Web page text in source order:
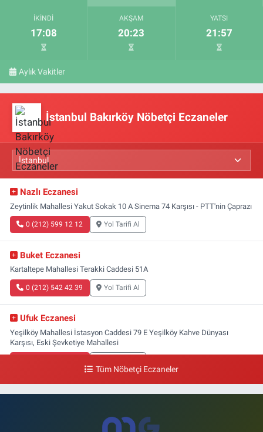
İKINDI
17:08
AKŞAM
20:23
YATSI
21:57
Aylık Vakitler
İstanbul Bakırköy Nöbetçi Eczaneler
Nazlı Eczanesi
Zeytinlik Mahallesi Yakut Sokak 10 A Sinema 74 Karşısı - PTT'nin Çaprazı
0 (212) 599 12 12 Yol Tarifi Al
Buket Eczanesi
Kartaltepe Mahallesi Terakki Caddesi 51A
0 (212) 542 42 39 Yol Tarifi Al
Ufuk Eczanesi
Yeşilköy Mahallesi İstasyon Caddesi 79 E Yeşilköy Kahve Dünyası
Karşısı, Eski Şevketiye Mahallesi
Nimet Eczanesi
Tüm Nöbetçi Eczaneler